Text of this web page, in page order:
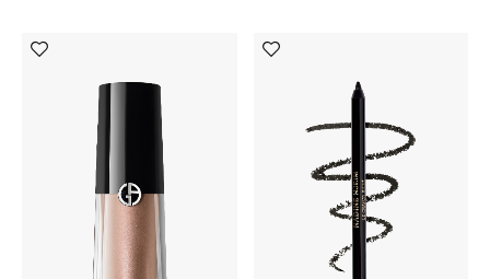
دليل ملتزمات الحقائب